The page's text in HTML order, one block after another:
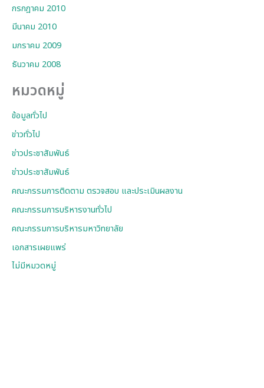
กรกฎาคม 2010
มีนาคม 2010
มกราคม 2009
ธันวาคม 2008
หมวดหมู่
ข้อมูลทั่วไป
ข่าวทั่วไป
ข่าวประชาสัมพันธ์
ข่าวประชาสัมพันธ์
คณะกรรมการติดตาม ตรวจสอบ และประเมินผลงาน
คณะกรรมการบริหารงานทั่วไป
คณะกรรมการบริหารมหาวิทยาลัย
เอกสารเผยแพร่
ไม่มีหมวดหมู่